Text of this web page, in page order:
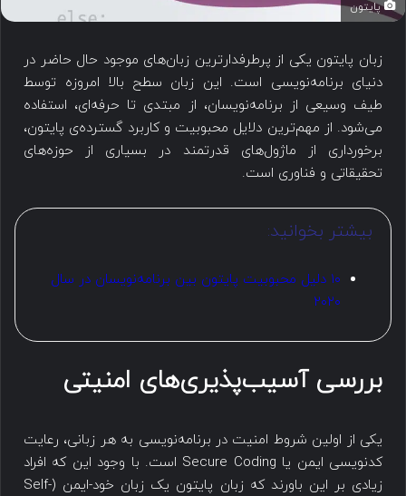
پایتون
زبان پایتون یکی از پرطرفدارترین زبان‌های موجود حال حاضر در
دنیای برنامه‌نویسی است. این زبان سطح بالا امروزه توسط
طیف وسیعی از برنامه‌نویسان، از مبتدی تا حرفه‌ای، استفاده
می‌شود. از مهم‌ترین دلایل محبوبیت و کاربرد گسترده‌ی پایتون،
برخورداری از ماژول‌های قدرتمند در بسیاری از حوزه‌های
تحقیقاتی و فناوری است.
بیشتر بخوانید:
۱۰ دلیل محبوبیت پایتون بین برنامه‌نویسان در سال
۲۰۲۰
بررسی آسیب‌پذیری‌های امنیتی
یکی از اولین شروط امنیت در برنامه‌نویسی به هر زبانی، رعایت
کدنویسی ایمن یا Secure Coding است. با وجود این که افراد
زیادی بر این باورند که زبان پایتون یک زبان خود-ایمن (Self-